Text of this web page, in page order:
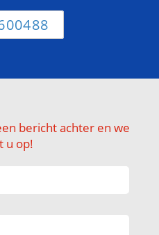
bericht achter en we
u op!